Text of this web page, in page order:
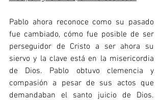
Pablo ahora reconoce como su pasado
fue cambiado, cómo fue posible de ser
perseguidor de Cristo a ser ahora su
siervo y la clave está en la misericordia
de Dios. Pablo obtuvo clemencia y
compasión a pesar de sus actos que
demandaban el santo juicio de Dios.